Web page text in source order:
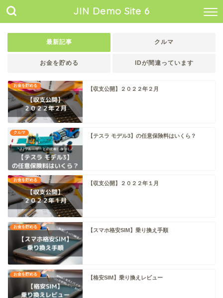
JIN Demo Site 6
最新記事 クルマ
お金を貯める IDが間違っています
お金を貯める
【収支公開】２０２２年２月
クルマ
【テスラ モデル3】の任意保険料はいくら？
お金を貯める
【収支公開】２０２２年１月
お金を貯める
【スマホ格安SIM】乗り換え手順
お金を貯める
【格安SIM】乗り換えレビュー